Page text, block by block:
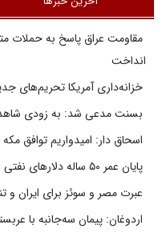
مقاومت عراق پاسخ به حملات
انداخت
خزانه‌داری آمریکا تحریم‌های
بسنت مدعی شد: به زودی شاهد
اسحاق دار: امیدواریم توافق
پایان عمر ۵۰ ساله دلارهای نفتی به دست ایران
عبرت مصر و سوئز برای ایران و
اردوغان: پیمان سه‌جانبه با